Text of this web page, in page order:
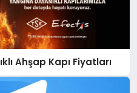
Ahşap Kapı Fiyatları